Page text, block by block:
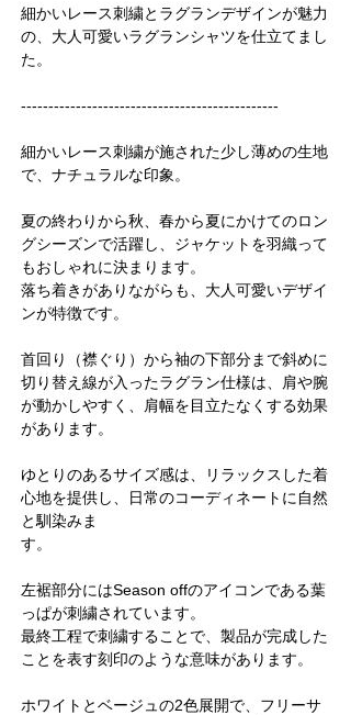
細かいレース刺繍とラグランデザインが魅力
の、大人可愛いラグランシャツを仕立てまし
た。
-----------------------------------------------
細かいレース刺繍が施された少し薄めの生地
で、ナチュラルな印象。
夏の終わりから秋、春から夏にかけてのロン
グシーズンで活躍し、ジャケットを羽織って
もおしゃれに決まります。
落ち着きがありながらも、大人可愛いデザイ
ンが特徴です。
首回り（襟ぐり）から袖の下部分まで斜めに
切り替え線が入ったラグラン仕様は、肩や腕
が動かしやすく、肩幅を目立たなくする効果
があります。
ゆとりのあるサイズ感は、リラックスした着
心地を提供し、日常のコーディネートに自然
と馴染みま
す。
左裾部分にはSeason offのアイコンである葉
っぱが刺繍されています。
最終工程で刺繍することで、製品が完成した
ことを表す刻印のような意味があります。
ホワイトとベージュの2色展開で、フリーサ